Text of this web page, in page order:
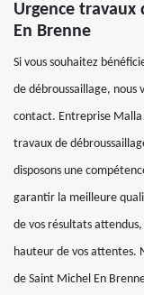
Urgence travaux
En Brenne
Si vous souhaitez
de débroussaillage, nous
contact. Entreprise
travaux de
disposons une
garantir la meilleure
de vos résultats attendus,
hauteur de vos attentes.
de Saint Michel En